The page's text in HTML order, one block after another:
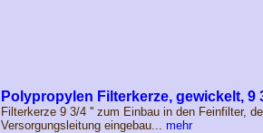
Polypropylen Filterkerze, gewickelt, 9
Filterkerze 9 3/4 '' zum Einbau in den Feinfilter,
Versorgungsleitung eingebau... mehr